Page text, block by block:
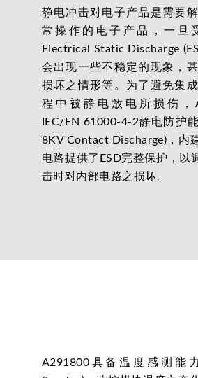
静电冲击对电子产品是需要
常操作的电子产品，一旦
Electrical Static Discharge
会出现一些不稳定的现象，
损坏之情形等。为了避免集
程中被静电放电所损伤，
IEC/EN 61000-4-2静电防护
8KV Contact Discharge)，内
电路提供了ESD完整保护，以
击时对内部电路之损坏。
A291800具备温度感测能力